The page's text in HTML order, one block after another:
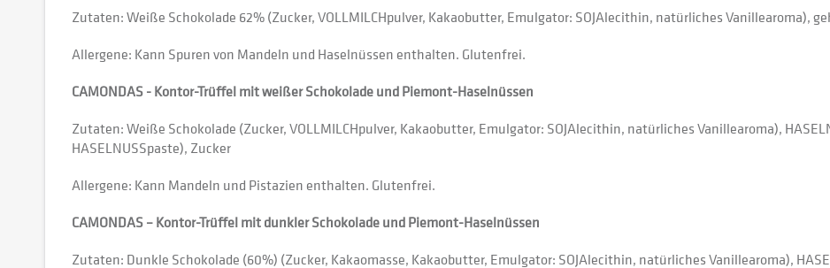
Zutaten: Weiße Schokolade 62% (Zucker, VOLLMILCHpulver, Kakaobutter, Emulgator: SOJAlecithin, natürliches Vanillearoma),
Allergene: Kann Spuren von Mandeln und Haselnüssen enthalten. Glutenfrei.
CAMONDAS - Kontor-Trüffel mit weißer Schokolade und Piemont-Haselnüssen
Zutaten: Weiße Schokolade (Zucker, VOLLMILCHpulver, Kakaobutter, Emulgator: SOJAlecithin, natürliches Vanillearoma),
HASELNUSSpaste), Zucker
Allergene: Kann Mandeln und Pistazien enthalten. Glutenfrei.
CAMONDAS – Kontor-Trüffel mit dunkler Schokolade und Piemont-Haselnüssen
Zutaten: Dunkle Schokolade (60%) (Zucker, Kakaomasse, Kakaobutter, Emulgator: SOJAlecithin, natürliches Vanillearoma),